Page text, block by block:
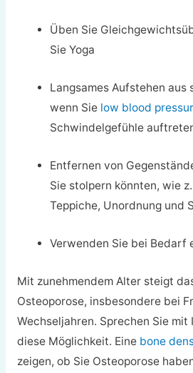
Üben Sie
Sie Yoga
Langsames Aufstehen aus
wenn Sie low blood
Schwindelgefühle
Entfernen von
Sie stolpern könnten, wie
Teppiche, Unordnung und
Verwenden Sie bei Bedarf
Mit zunehmendem Alter steigt
Osteoporose, insbesondere bei
Wechseljahren. Sprechen Sie mit
diese Möglichkeit. Eine bone
zeigen, ob Sie Osteoporose